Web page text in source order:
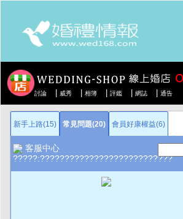
討論 威秀 相簿 評鑑 網誌 通告
新手上路(15) 常見問題(20) 會員好康權益(6)
客服中心
?????:???????????????????????????